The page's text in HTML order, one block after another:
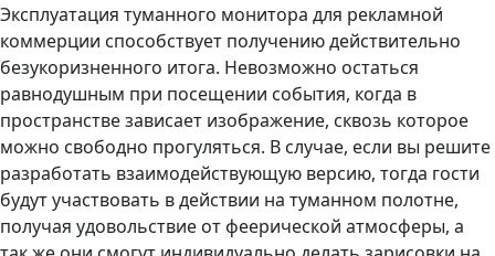
Эксплуатация туманного монитора для рекламной
коммерции способствует получению действительно
безукоризненного итога. Невозможно остаться
равнодушным при посещении события, когда в
пространстве зависает изображение, сквозь которое
можно свободно прогуляться. В случае, если вы решите
разработать взаимодействующую версию, тогда гости
будут участвовать в действии на туманном полотне,
получая удовольствие от феерической атмосферы, а